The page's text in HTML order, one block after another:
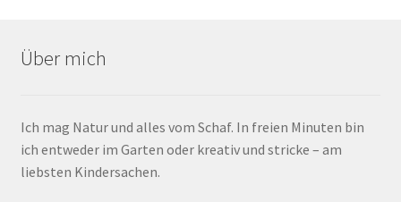
Über mich
Ich mag Natur und alles vom Schaf. In freien Minuten bin
ich entweder im Garten oder kreativ und stricke – am
liebsten Kindersachen.